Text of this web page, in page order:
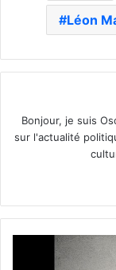
Léon
Bonjour, je suis
sur l'actualité